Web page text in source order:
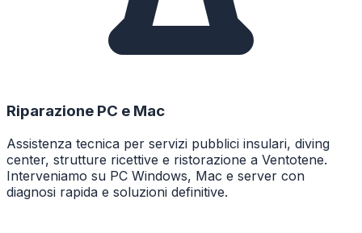
Riparazione PC e Mac
Assistenza tecnica per servizi pubblici insulari, diving
center, strutture ricettive e ristorazione a Ventotene.
Interveniamo su PC Windows, Mac e server con
diagnosi rapida e soluzioni definitive.